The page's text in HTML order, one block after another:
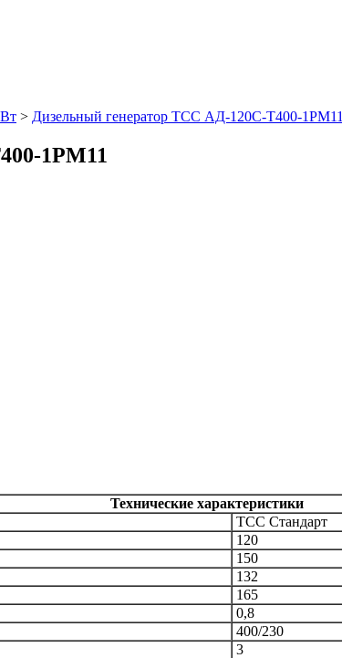
> Дизельный генератор ТСС АД-120С-Т400-1РМ11
1РМ11
Технические характеристики
ТСС Стандарт
120
150
132
165
0,8
400/230
3